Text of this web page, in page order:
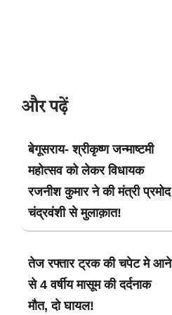
और पढ़ें
बेगूसराय- श्रीकृष्ण जन्माष्टमी
महोत्सव को लेकर विधायक
रजनीश कुमार ने की मंत्री प्रमोद
चंद्रवंशी से मुलाक़ात!
तेज रफ्तार ट्रक की चपेट मे आने
से 4 वर्षीय मासूम की दर्दनाक
मौत, दो घायल!